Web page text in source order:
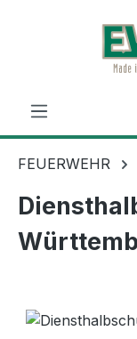
Zum Hauptinhalt
FEUERWEHR